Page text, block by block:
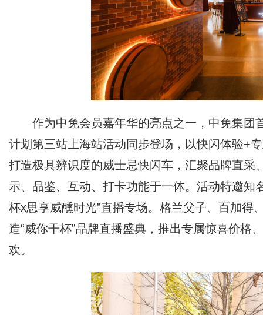
作为中免会员嘉年华的亮点之一，中免集
计划第三站上海站活动同步登场，以快闪体验+
打造极具辨识度的威士忌快闪车，汇聚品牌直
示、品鉴、互动、打卡功能于一体。活动特邀知
杯x思享威醺时光”直播专场。格兰父子、百加得
造“威你干杯”品牌直播盛典，推出专属惊喜价格
欢。